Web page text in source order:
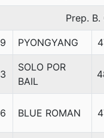
Prep. B.
9 PYONGYANG
3
SOLO POR
BAIL
6 BLUE ROMAN